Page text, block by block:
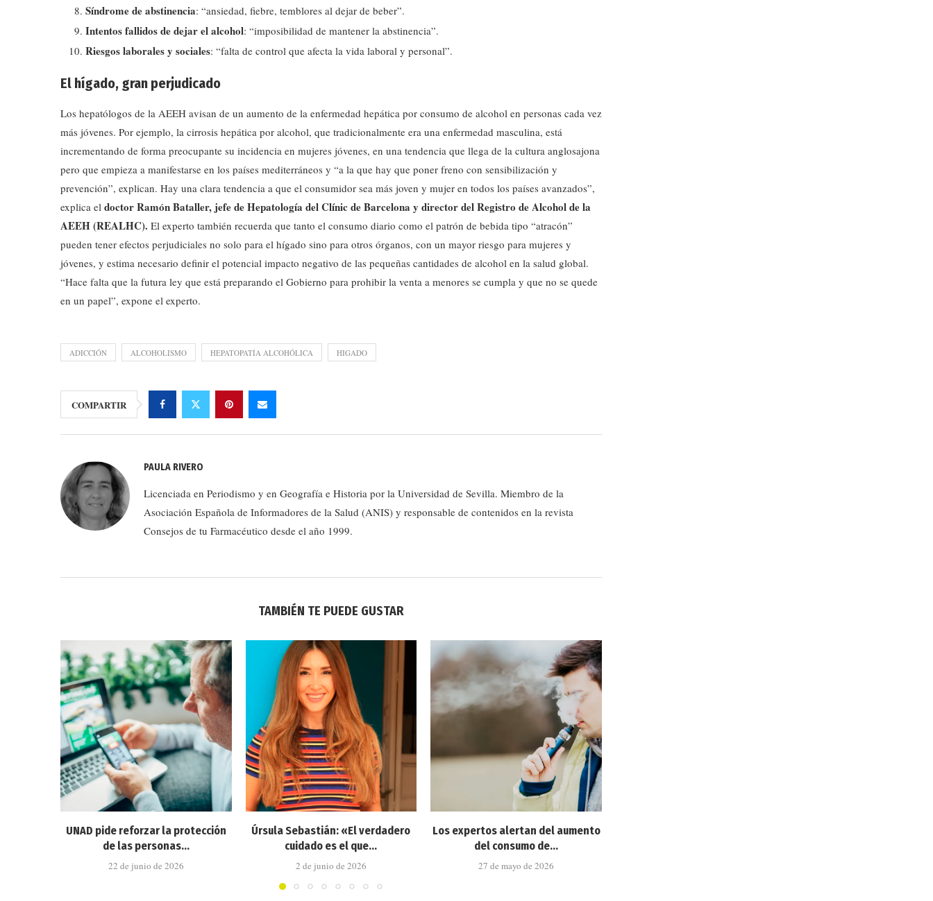
Síndrome de abstinencia: “ansiedad, fiebre, temblores al dejar de beber”.
Intentos fallidos de dejar el alcohol: “imposibilidad de mantener la abstinencia”.
Riesgos laborales y sociales: “falta de control que afecta la vida laboral y personal”.
El hígado, gran perjudicado
Los hepatólogos de la AEEH avisan de un aumento de la enfermedad hepática por consumo de alcohol en personas cada vez
más jóvenes. Por ejemplo, la cirrosis hepática por alcohol, que tradicionalmente era una enfermedad masculina, está
incrementando de forma preocupante su incidencia en mujeres jóvenes, en una tendencia que llega de la cultura anglosajona
pero que empieza a manifestarse en los países mediterráneos y “a la que hay que poner freno con sensibilización y
prevención”, explican. Hay una clara tendencia a que el consumidor sea más joven y mujer en todos los países avanzados”,
explica el doctor Ramón Bataller, jefe de Hepatología del Clínic de Barcelona y director del Registro de Alcohol de la
AEEH (REALHC). El experto también recuerda que tanto el consumo diario como el patrón de bebida tipo “atracón”
pueden tener efectos perjudiciales no solo para el hígado sino para otros órganos, con un mayor riesgo para mujeres y
jóvenes, y estima necesario definir el potencial impacto negativo de las pequeñas cantidades de alcohol en la salud global.
“Hace falta que la futura ley que está preparando el Gobierno para prohibir la venta a menores se cumpla y que no se quede
en un papel”, expone el experto.
ADICCIÓN ALCOHOLISMO HEPATOPATÍA ALCOHÓLICA HIGADO
COMPARTIR
PAULA RIVERO
Licenciada en Periodismo y en Geografía e Historia por la Universidad de Sevilla. Miembro de la
Asociación Española de Informadores de la Salud (ANIS) y responsable de contenidos en la revista
Consejos de tu Farmacéutico desde el año 1999.
TAMBIÉN TE PUEDE GUSTAR
UNAD pide reforzar la protección
de las personas...
22 de junio de 2026
Úrsula Sebastián: «El verdadero
cuidado es el que...
2 de junio de 2026
Los expertos alertan del aumento
del consumo de...
27 de mayo de 2026